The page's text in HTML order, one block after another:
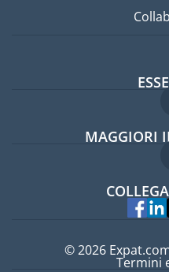
Guida
MAGGIORI
© 2026
Termini